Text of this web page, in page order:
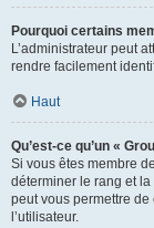
Pourquoi certains
L’administrateur peut
rendre facilement
Haut
Qu’est-ce qu’un «
Si vous êtes membre
déterminer le rang et
peut vous permettre
l’utilisateur.